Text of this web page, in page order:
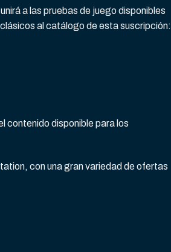
a las pruebas de juego disponibles
al catálogo de esta suscripción:
contenido disponible para los
con una gran variedad de ofertas